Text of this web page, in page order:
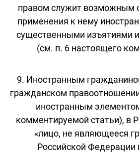
правом служит возможным
применения к нему
существенными изъятиями
(см. п. 6 настоящего
9. Иностранным
гражданском
иностранным
комментируемой статьи), в
«лицо, не являющееся
Российской